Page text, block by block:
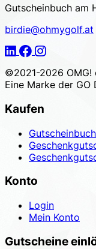
Gutscheinbuch am
birdie@ohmygolf.at
LinkedIn
Facebook
Instagram
©2021-2026 OMG!
Eine Marke der GO
Kaufen
Konto
Login
Mein Konto
Gutscheine